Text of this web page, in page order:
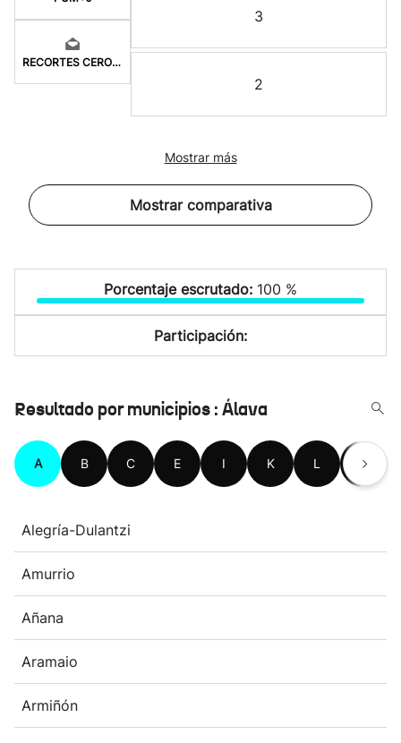
RECORTES CERO-GV
3
2
Mostrar más
Mostrar comparativa
Porcentaje escrutado: 100 %
Participación:
Resultado por municipios : Álava
A B C E I K L M
Alegría-Dulantzi
Amurrio
Añana
Aramaio
Armiñón